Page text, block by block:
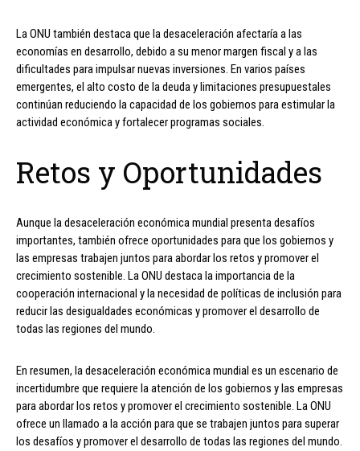
La ONU también destaca que la desaceleración afectaría a las
economías en desarrollo, debido a su menor margen fiscal y a las
dificultades para impulsar nuevas inversiones. En varios países
emergentes, el alto costo de la deuda y limitaciones presupuestales
continúan reduciendo la capacidad de los gobiernos para estimular la
actividad económica y fortalecer programas sociales.
Retos y Oportunidades
Aunque la desaceleración económica mundial presenta desafíos
importantes, también ofrece oportunidades para que los gobiernos y
las empresas trabajen juntos para abordar los retos y promover el
crecimiento sostenible. La ONU destaca la importancia de la
cooperación internacional y la necesidad de políticas de inclusión para
reducir las desigualdades económicas y promover el desarrollo de
todas las regiones del mundo.
En resumen, la desaceleración económica mundial es un escenario de
incertidumbre que requiere la atención de los gobiernos y las empresas
para abordar los retos y promover el crecimiento sostenible. La ONU
ofrece un llamado a la acción para que se trabajen juntos para superar
los desafíos y promover el desarrollo de todas las regiones del mundo.